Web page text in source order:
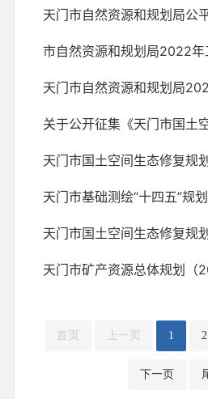
天门市基础测绘“十四五”规
首页 上一页 1 2
下一页